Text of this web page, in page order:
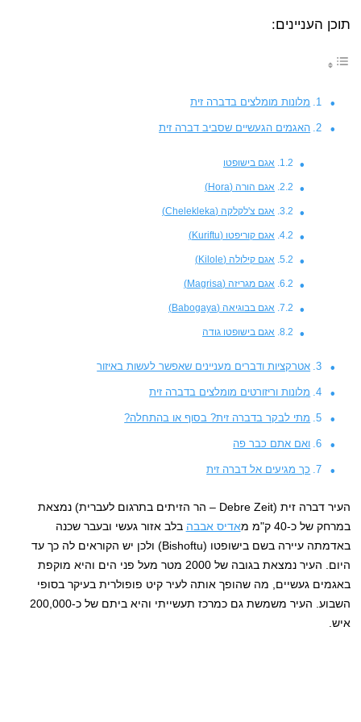
תוכן העניינים:
מלונות מומלצים בדברה זית
האגמים הגעשיים שסביב דברה זית
אגם בישופטו
אגם הורה (Hora)
אגם צ'לקלקה (Chelekleka)
אגם קוריפטו (Kuriftu)
אגם קילולה (Kilole)
אגם מגריזה (Magrisa)
אגם בבוגיאה (Babogaya)
אגם בישופטו גודה
אטרקציות ודברים מעניינים שאפשר לעשות באיזור
מלונות וריזורטים מומלצים בדברה זית
מתי לבקר בדברה זית? בסוף או בהתחלה?
ואם אתם כבר פה
כך מגיעים אל דברה זית
העיר דברה זית (Debre Zeit – הר הזיתים בתרגום לעברית) נמצאת
במרחק של כ-40 ק"מ מ
אדיס אבבה בלב אזור געשי ובעבר שכנה
באדמתה עיירה בשם בישופטו (Bishoftu) ולכן יש הקוראים לה כך עד
היום. העיר נמצאת בגובה של 2000 מטר מעל פני הים והיא מוקפת
באגמים געשיים, מה שהופך אותה לעיר קיט פופולרית בעיקר בסופי
השבוע. העיר משמשת גם כמרכז תעשייתי והיא ביתם של כ-200,000
איש.